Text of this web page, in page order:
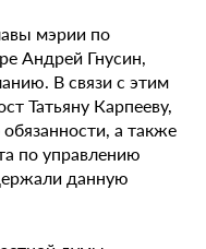
мэрии по
Андрей Гнусин,
В связи с этим
Татьяну Карпееву,
а также
по управлению
данную